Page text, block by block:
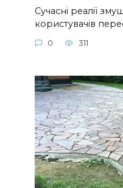
Сучасні реалії
користувачів
0 311